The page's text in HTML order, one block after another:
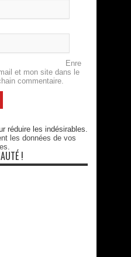
Enre
et mon site dans le
commentaire.
réduire les indésirables.
les données de vos
!